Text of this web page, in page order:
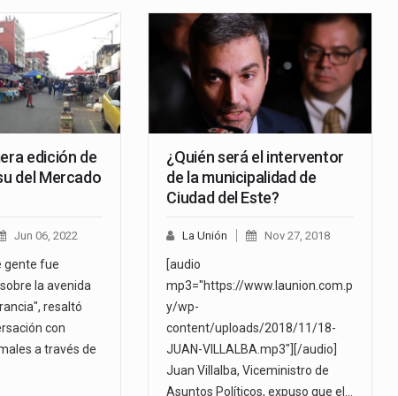
edición de
del Mercado
Jun 06, 2022
gente fue
la avenida
resaltó
con
a través de
¿Quién será el interventor
de la municipalidad de
Ciudad del Este?
La Unión Nov 27, 2018
[audio
mp3="https://www.launion.com.p
y/wp-
content/uploads/2018/11/18-
JUAN-VILLALBA.mp3"][/audio]
Juan Villalba, Viceministro de
Asuntos Políticos, expuso que el…